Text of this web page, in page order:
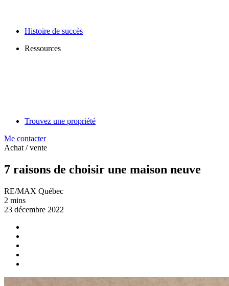
Histoire de succès
Ressources
Trouvez une propriété
Me contacter
Achat / vente
7 raisons de choisir une maison neuve
RE/MAX Québec
2 mins
23 décembre 2022